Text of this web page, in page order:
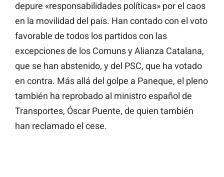
depure «responsabilidades políticas» por el caos
en la movilidad del país. Han contado con el voto
favorable de todos los partidos con las
excepciones de los Comuns y Alianza Catalana,
que se han abstenido, y del PSC, que ha votado
en contra. Más allá del golpe a Paneque, el pleno
también ha reprobado al ministro español de
Transportes, Óscar Puente, de quien también
han reclamado el cese.